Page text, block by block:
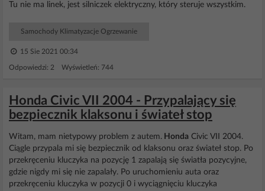
Tu nie ma linek, jest silniczek elektryczny, który steruje wszystkim.
Samochody Klimatyzacje Ogrzewanie
15 Sie 2021 00:34
Odpowiedzi: 2 Wyświetleń: 744
Honda Civic VII 2004 - Przypalający się
bezpiecznik klaksonu i świateł stop
Witam, mam nietypowy problem z autem. Honda Civic VII 2004.
Ciągle przypala mi się bezpiecznik od klaksonu oraz świateł stop. Po
przekręceniu kluczyka na pozycję 1 zapalają się światła pozycyjne,
gdzie nigdy mi się nie zapalały. Po uruchomieniu auta oraz
przekręceniu kluczyka w pozycji 0 i wyciągnięciu kluczyka